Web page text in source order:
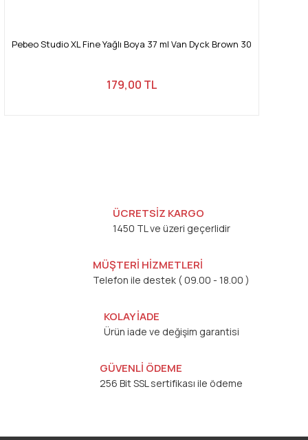
Pebeo Studio XL Fine Yağlı Boya 37 ml Van Dyck Brown 30
179,00 TL
ÜCRETSİZ KARGO
1450 TL ve üzeri geçerlidir
MÜŞTERİ HİZMETLERİ
Telefon ile destek ( 09.00 - 18.00 )
KOLAY İADE
Ürün iade ve değişim garantisi
GÜVENLİ ÖDEME
256 Bit SSL sertifikası ile ödeme